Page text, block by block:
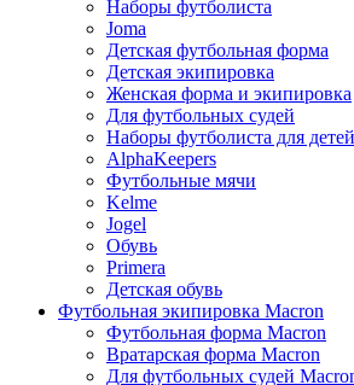
Наборы футболиста
Joma
Детская футбольная форма
Детская экипировка
Женская форма и экипировка
Для футбольных судей
Наборы футболиста для детей
AlphaKeepers
Футбольные мячи
Kelme
Jogel
Обувь
Primera
Детская обувь
Футбольная экипировка Macron
Футбольная форма Macron
Вратарская форма Macron
Для футбольных судей